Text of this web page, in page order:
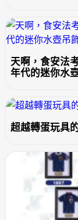
天啊，食安法
年代的迷你水
超越轉蛋玩具